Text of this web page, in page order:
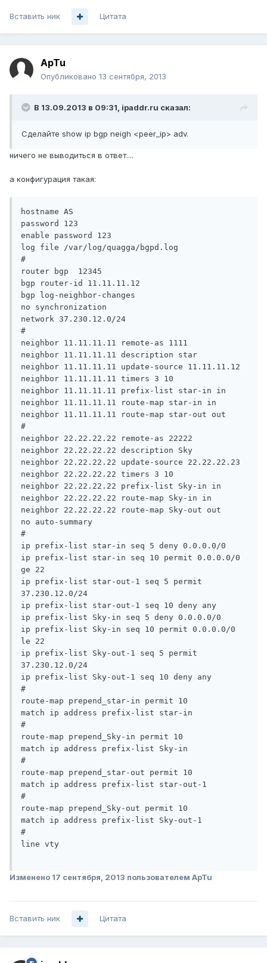
Вставить ник Цитата
ApTu
Опубликовано 13 сентября, 2013
В 13.09.2013 в 09:31, ipaddr.ru сказал:
Сделайте show ip bgp neigh <peer_ip> adv.
ничего не выводиться в ответ....
а конфигурация такая:
hostname AS
password 123
enable password 123
log file /var/log/quagga/bgpd.log
#
router bgp  12345
bgp router-id 11.11.11.12
bgp log-neighbor-changes
no synchronization
network 37.230.12.0/24
#
neighbor 11.11.11.11 remote-as 1111
neighbor 11.11.11.11 description star
neighbor 11.11.11.11 update-source 11.11.11.12
neighbor 11.11.11.11 timers 3 10
neighbor 11.11.11.11 prefix-list star-in in
neighbor 11.11.11.11 route-map star-in in
neighbor 11.11.11.11 route-map star-out out
#
neighbor 22.22.22.22 remote-as 22222
neighbor 22.22.22.22 description Sky
neighbor 22.22.22.22 update-source 22.22.22.23
neighbor 22.22.22.22 timers 3 10
neighbor 22.22.22.22 prefix-list Sky-in in
neighbor 22.22.22.22 route-map Sky-in in
neighbor 22.22.22.22 route-map Sky-out out
no auto-summary
#
ip prefix-list star-in seq 5 deny 0.0.0.0/0
ip prefix-list star-in seq 10 permit 0.0.0.0/0
ge 22
ip prefix-list star-out-1 seq 5 permit
37.230.12.0/24
ip prefix-list star-out-1 seq 10 deny any
ip prefix-list Sky-in seq 5 deny 0.0.0.0/0
ip prefix-list Sky-in seq 10 permit 0.0.0.0/0
le 22
ip prefix-list Sky-out-1 seq 5 permit
37.230.12.0/24
ip prefix-list Sky-out-1 seq 10 deny any
#
route-map prepend_star-in permit 10
match ip address prefix-list star-in
#
route-map prepend_Sky-in permit 10
match ip address prefix-list Sky-in
#
route-map prepend_star-out permit 10
match ip address prefix-list star-out-1
#
route-map prepend_Sky-out permit 10
match ip address prefix-list Sky-out-1
#
line vty
Изменено 17 сентября, 2013 пользователем ApTu
Вставить ник Цитата